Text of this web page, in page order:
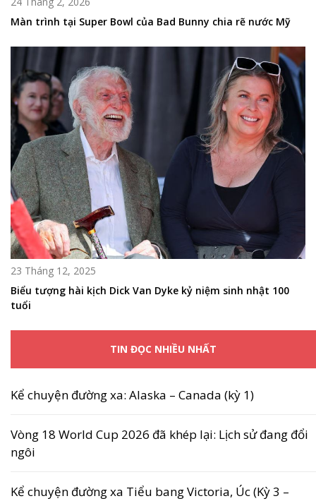
Màn trình tại Super Bowl của Bad Bunny chia rẽ nước Mỹ
23 Tháng 12, 2025
Biểu tượng hài kịch Dick Van Dyke kỷ niệm sinh nhật 100
tuổi
TIN ĐỌC NHIỀU NHẤT
Kể chuyện đường xa: Alaska – Canada (kỳ 1)
Vòng 18 World Cup 2026 đã khép lại: Lịch sử đang đổi
ngôi
Kể chuyện đường xa Tiểu bang Victoria, Úc (Kỳ 3 –